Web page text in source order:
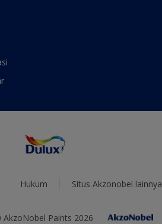
Hukum Situs Akzonobel lainnya
Paints 2026